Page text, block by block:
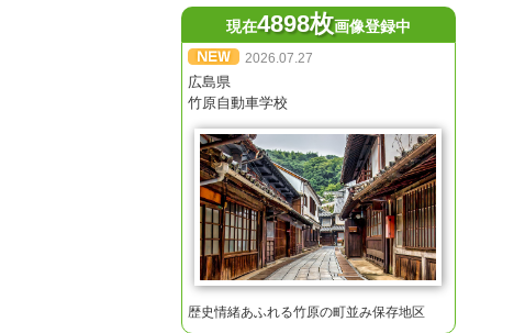
現在4898枚画像登録中
2026.07.27
広島県
竹原自動車学校
歴史情緒あふれる竹原の町並み保存地区